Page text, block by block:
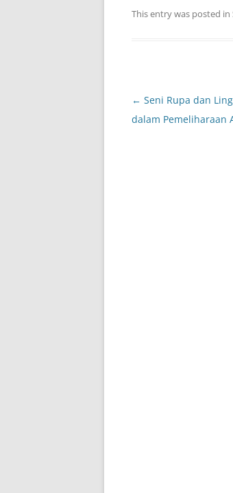
This entry was posted in
Post
navigation
← Seni Rupa dan
dalam Pemeliharaan